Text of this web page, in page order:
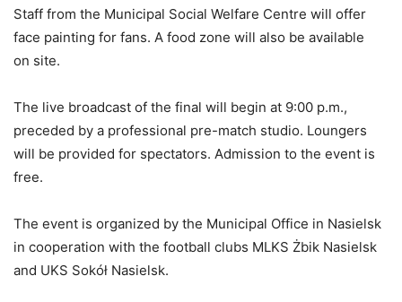
Staff from the Municipal Social Welfare Centre will offer
face painting for fans. A food zone will also be available
on site.
The live broadcast of the final will begin at 9:00 p.m.,
preceded by a professional pre-match studio. Loungers
will be provided for spectators. Admission to the event is
free.
The event is organized by the Municipal Office in Nasielsk
in cooperation with the football clubs MLKS Żbik Nasielsk
and UKS Sokół Nasielsk.